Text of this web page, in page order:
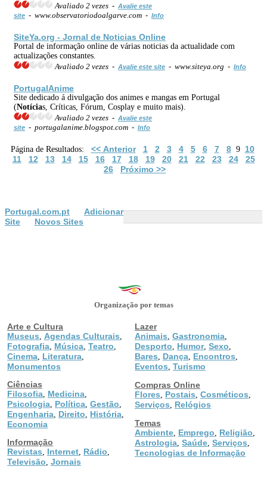
Avaliado 2 vezes - Avalie este
site - www.observatoriodoalgarve.com - Info
SiteYa.org - Jornal de Noticias Online
Portal de informação online de várias noticias da actualidade com
actualizações constantes.
Avaliado 2 vezes - Avalie este site - www.siteya.org - Info
PortugalAnime
Site dedicado á divulgação dos animes e mangas em Portugal
(Notícias, Críticas, Fórum, Cosplay e muito mais).
Avaliado 2 vezes - Avalie este
site - portugalanime.blogspot.com - Info
Página de Resultados: << Anterior 1 2 3 4 5 6 7 89 10
11
12 13 14 15 16 17 18 19 20 21 22 23 24
25
26
Próximo >>
Portugal.com.pt
Adicionar
Site
Novos Sites
Organização por temas
Arte e Cultura
Museus
Agendas Culturais
Fotografia Música Teatro
Cinema Literatura
Monumentos
Ciências
Filosofia Medicina
Psicologia Política Gestão
Engenharia Direito História
Economia
Informação
Revistas
Internet Rádio
Televisão Jornais
Lazer
Animais Gastronomia
Desporto Humor, Sexo
Bares Dança Encontros
Eventos Turismo
Compras Online
Flores
Postais Cosméticos
Serviços
Relógios
Temas
Ambiente Emprego Religião
Astrologia Saúde Serviços
Tecnologias de Informação